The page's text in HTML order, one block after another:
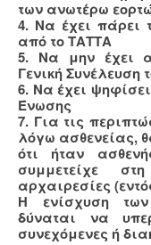
των ανωτέρω
4. Να έχει πάρει
από το ΤΑΤΤΑ
5. Να μην έχει
Γενική Συνέλευση
6. Να έχει
Ένωσης
7. Για τις
λόγω ασθενείας,
ότι ήταν
συμμετείχε
αρχαιρεσίες
Η ενίσχυση
δύναται να
συνεχόμενες ή